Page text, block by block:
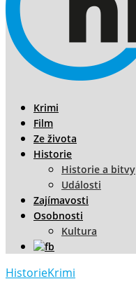
Krimi
Film
Ze života
Historie
Historie a bitvy
Události
Zajímavosti
Osobnosti
Kultura
HistorieKrimi